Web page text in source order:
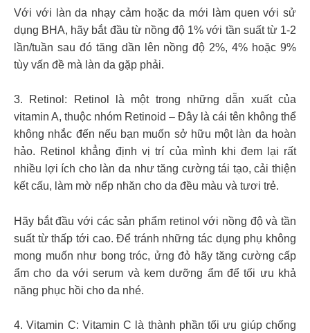
Với với làn da nhạy cảm hoặc da mới làm quen với sử
dụng BHA, hãy bắt đầu từ nồng độ 1% với tần suất từ 1-2
lần/tuần sau đó tăng dần lên nồng độ 2%, 4% hoặc 9%
tùy vấn đề mà làn da gặp phải.
3. Retinol: Retinol là một trong những dẫn xuất của
vitamin A, thuộc nhóm Retinoid – Đây là cái tên không thể
không nhắc đến nếu bạn muốn sở hữu một làn da hoàn
hảo. Retinol khẳng định vị trí của mình khi đem lại rất
nhiều lợi ích cho làn da như tăng cường tái tạo, cải thiện
kết cấu, làm mờ nếp nhăn cho da đều màu và tươi trẻ.
Hãy bắt đầu với các sản phẩm retinol với nồng độ và tần
suất từ thấp tới cao. Để tránh những tác dụng phụ không
mong muốn như bong tróc, ửng đỏ hãy tăng cường cấp
ẩm cho da với serum và kem dưỡng ẩm để tối ưu khả
năng phục hồi cho da nhé.
4. Vitamin C: Vitamin C là thành phần tối ưu giúp chống